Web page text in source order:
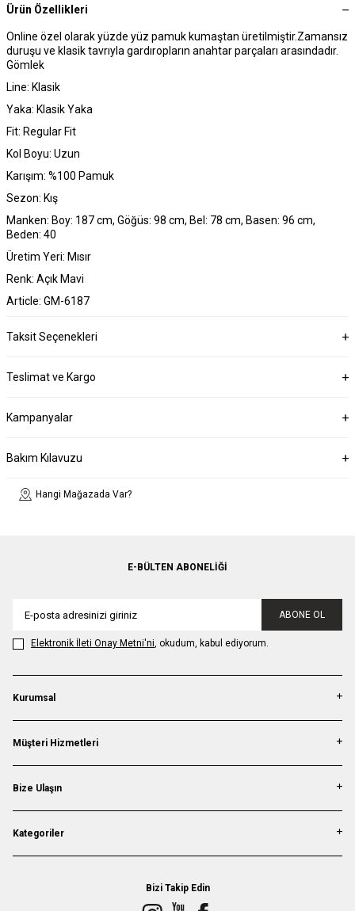
Ürün Özellikleri
Online özel olarak yüzde yüz pamuk kumaştan üretilmiştir.Zamansız
duruşu ve klasik tavrıyla gardıropların anahtar parçaları arasındadır.
Gömlek
Line: Klasik
Yaka: Klasik Yaka
Fit: Regular Fit
Kol Boyu: Uzun
Karışım: %100 Pamuk
Sezon: Kış
Manken: Boy: 187 cm, Göğüs: 98 cm, Bel: 78 cm, Basen: 96 cm,
Beden: 40
Üretim Yeri: Mısır
Renk: Açık Mavi
Article: GM-6187
Taksit Seçenekleri
Teslimat ve Kargo
Kampanyalar
Bakım Kılavuzu
Hangi Mağazada Var?
E-BÜLTEN ABONELIĞI
ABONE OL
Elektronik İleti Onay Metni'ni, okudum, kabul ediyorum.
Kurumsal
Müşteri Hizmetleri
Bize Ulaşın
Kategoriler
Bizi Takip Edin